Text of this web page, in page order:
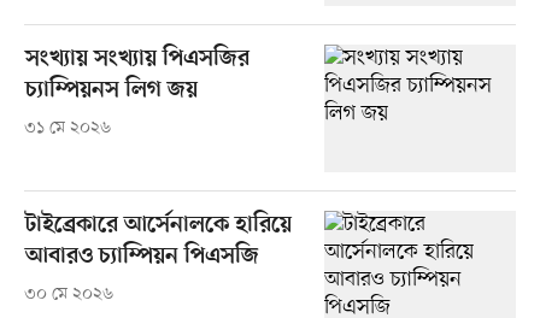
সংখ্যায় সংখ্যায় পিএসজির
চ্যাম্পিয়নস লিগ জয়
৩১ মে ২০২৬
টাইব্রেকারে আর্সেনালকে হারিয়ে
আবারও চ্যাম্পিয়ন পিএসজি
৩০ মে ২০২৬